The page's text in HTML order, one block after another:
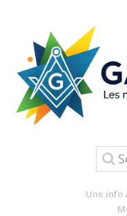
Une info